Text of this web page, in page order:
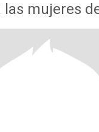
las mujeres